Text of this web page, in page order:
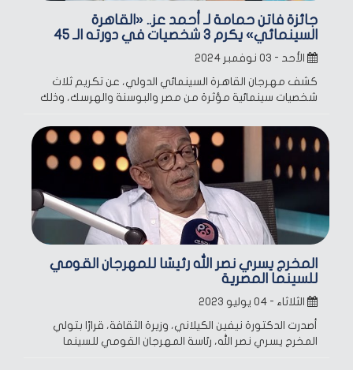
جائزة فاتن حمامة لـ أحمد عز.. «القاهرة
السينمائي» يكرم 3 شخصيات في دورته الـ 45
الأحد - ٠٣ نوفمبر ٢٠٢٤
كشف مهرجان القاهرة السينمائي الدولي، عن تكريم ثلاث
شخصيات سينمائية مؤثرة من مصر والبوسنة والهرسك، وذلك
المخرج يسري نصر الله رئيسًا للمهرجان القومي
للسينما المصرية
الثلاثاء - ٠٤ يوليو ٢٠٢٣
أصدرت الدكتورة نيفين الكيلاني، وزيرة الثقافة، قرارًا بتولي
المخرج يسري نصر الله، رئاسة المهرجان القومي للسينما